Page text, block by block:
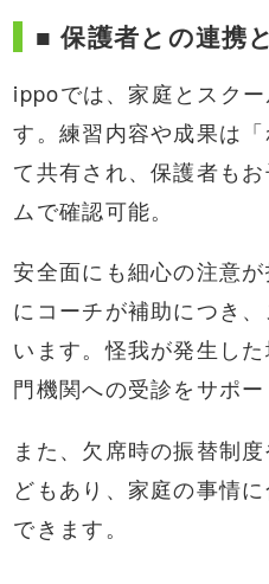
■ 保護者との連携
ippoでは、家庭とスク
す。練習内容や成果は
て共有され、保護者も
ムで確認可能。
安全面にも細心の注意
にコーチが補助につき
います。怪我が発生し
門機関への受診をサポー
また、欠席時の振替制
どもあり、家庭の事情
できます。